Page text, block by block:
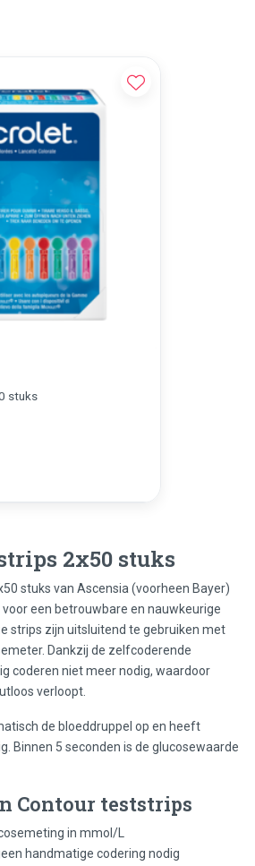
stuks
2x50 stuks
stuks van Ascensia (voorheen Bayer)
een betrouwbare en nauwkeurige
strips zijn uitsluitend te gebruiken met
Dankzij de zelfcoderende
coderen niet meer nodig, waardoor
verloopt.
de bloeddruppel op en heeft
Binnen 5 seconden is de glucosewaarde
Contour teststrips
in mmol/L
handmatige codering nodig